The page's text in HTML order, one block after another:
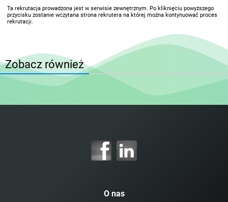
Ta rekrutacja prowadzona jest w serwisie zewnętrznym. Po kliknięciu powyższego
przycisku zostanie wczytana strona rekrutera na której można kontynuować proces
rekrutacji.
Zobacz również
O nas